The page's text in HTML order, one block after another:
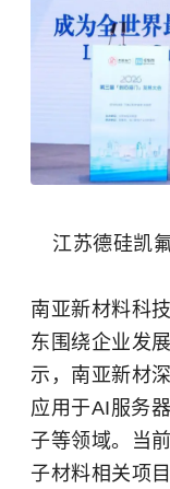
江苏德硅凯
南亚新材料科
东围绕企业发
示，南亚新材
应用于AI服务
子等领域。当
子材料相关项